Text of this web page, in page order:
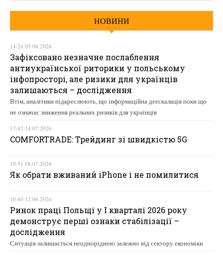
НОВИНИ
14:24 05.08.2026
Зафіксовано незначне послаблення
антиукраїнської риторики у польському
інфопросторі, але ризики для українців
залишаються – дослідження
Втім, аналітики підкреслюють, що інформаційна деескалація поки що
не означає зниження реальних ризиків для українців
17:42 14.07.2026
COMFORTRADE: Трейдинг зі швидкістю 5G
10:51 08.07.2026
Як обрати вживаний iPhone і не помилитися
10:40 12.06.2026
Ринок праці Польщі у І кварталі 2026 року
демонструє перші ознаки стабілізації –
дослідження
Ситуація залишається неоднорідною залежно від сектору економіки